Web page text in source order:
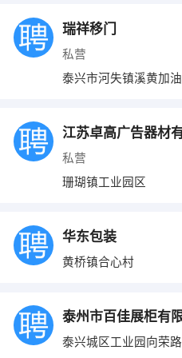
瑞祥移门
私营
泰兴市河失镇溪黄加
私营
珊瑚镇工业园区
华东包装
黄桥镇合心村
泰州市百佳展柜有
泰兴城区工业园向荣